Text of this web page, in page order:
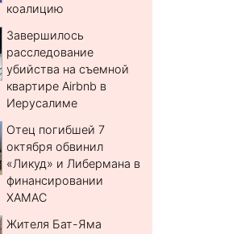
коалицию
Завершилось
расследование
убийства на съемной
квартире Airbnb в
Иерусалиме
Отец погибшей 7
октября обвинил
«Ликуд» и Либермана в
финансировании
ХАМАС
Жителя Бат-Яма